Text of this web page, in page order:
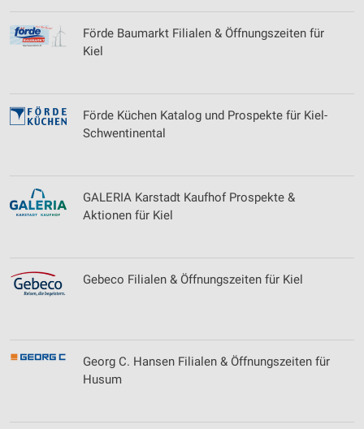
Förde Baumarkt Filialen & Öffnungszeiten für
Kiel
Förde Küchen Katalog und Prospekte für Kiel-
Schwentinental
GALERIA Karstadt Kaufhof Prospekte &
Aktionen für Kiel
Gebeco Filialen & Öffnungszeiten für Kiel
Georg C. Hansen Filialen & Öffnungszeiten für
Husum